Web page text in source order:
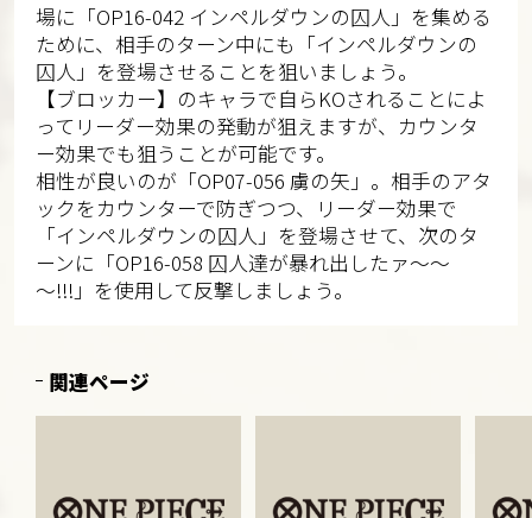
場に「OP16-042 インペルダウンの囚人」を集める
ために、相手のターン中にも「インペルダウンの
囚人」を登場させることを狙いましょう。
【ブロッカー】のキャラで自らKOされることによ
ってリーダー効果の発動が狙えますが、カウンタ
ー効果でも狙うことが可能です。
相性が良いのが「OP07-056 虜の矢」。相手のアタ
ックをカウンターで防ぎつつ、リーダー効果で
「インペルダウンの囚人」を登場させて、次のタ
ーンに「OP16-058 囚人達が暴れ出したァ～～
～!!!」を使用して反撃しましょう。
関連ページ